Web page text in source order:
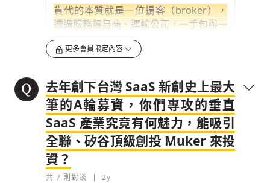
匣，就能懂為什麼這個產業沒人進來。一個托
運人就要一整本文件匣
0 2y
產業的龍頭是間成立逾 30 年，市值超過
180 億美元的澳洲公司，但會說我們沒什
麼競爭對手，是因為他們開發的系統，都
是給大手大腳的龍頭貨代公司用，裡面太
不僅不實用，還可能加重工作負擔。於是
我們選擇把資源專注滿足這些沒被照顧的
客戶。
0 2y
檢舉留言
剛開始創業，我們沒有拿創投錢，只有簡單親
朋好友募資，也沒什麼人脈，起初只用陌生軟
貨代的本質就是一位掮客（broker），
透過服務貿易商、運輸公司，一手包辦一
項貨品從甲地送到乙地的流程，並從中賺
取價差。聽起來只是協助安排運貨，很單
的貨櫃，要先從上海運到美國港口，然後
安排卡車拖到目的地，這些都要先詢價、
報價，得到客戶同意，貨代才能去找哪些
運輸路線能集中運輸、談到最實惠的合
約，另外還要考慮過程中有沒有需要倉儲
服務；最後如果海運延遲，以上都要重新
排過，你要另外叫不同公司的卡車托運。
更多會員限定內容
去年創下台灣 SaaS 新創史上最大
筆的A輪募資，你們專攻的垂直
SaaS 產業究竟有何魅力，能吸引
全聯、矽谷頂級創投 Muker 來投
資？
共 7 則對談 2y